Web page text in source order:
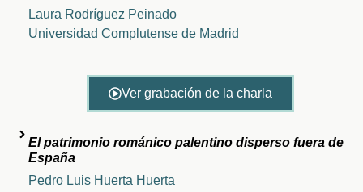
Laura Rodríguez Peinado
Universidad Complutense de Madrid
Ver grabación de la charla
El patrimonio románico palentino disperso fuera de
España
Pedro Luis Huerta Huerta